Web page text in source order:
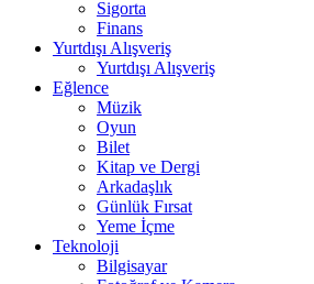
Sigorta
Finans
Yurtdışı Alışveriş
Yurtdışı Alışveriş
Eğlence
Müzik
Oyun
Bilet
Kitap ve Dergi
Arkadaşlık
Günlük Fırsat
Yeme İçme
Teknoloji
Bilgisayar